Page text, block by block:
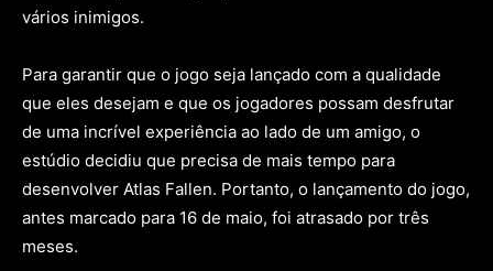
vários inimigos.
Para garantir que o jogo seja lançado com a qualidade
que eles desejam e que os jogadores possam desfrutar
de uma incrível experiência ao lado de um amigo, o
estúdio decidiu que precisa de mais tempo para
desenvolver Atlas Fallen. Portanto, o lançamento do jogo,
antes marcado para 16 de maio, foi atrasado por três
meses.